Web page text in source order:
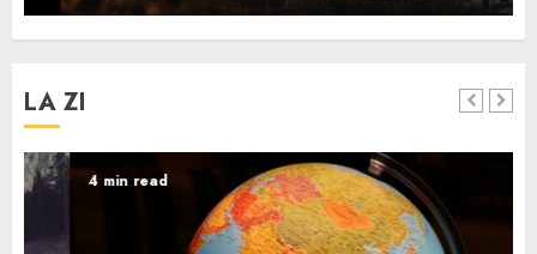
LA ZI
4 min read